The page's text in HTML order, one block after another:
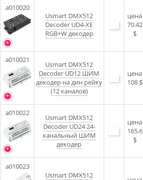
a010020
Usmart DMX512
Decoder UD4-XE
RGB+W декодер
цена
70.42
$
a010021
Usmart DMX512
Decoder UD12 ШИМ
декодер на дин рейку
(12 каналов)
цена
108 $
a010022
Usmart DMX512
Decoder UD24 24-
канальный ШИМ
декодер
цена
165.6
$
a010023
Usmart DMX512